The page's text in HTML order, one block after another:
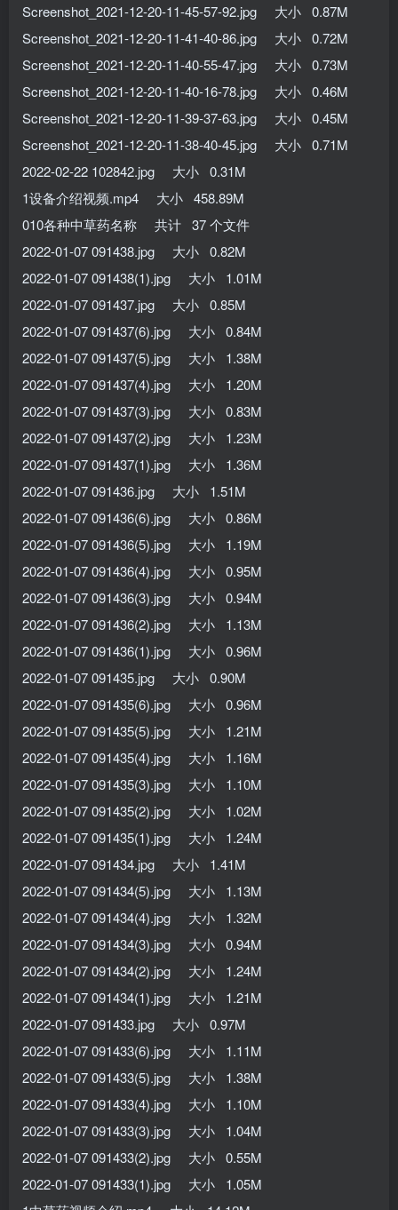
Screenshot_2021-12-20-11-45-57-92.jpg 大小 0.87M
Screenshot_2021-12-20-11-41-40-86.jpg 大小 0.72M
Screenshot_2021-12-20-11-40-55-47.jpg 大小 0.73M
Screenshot_2021-12-20-11-40-16-78.jpg 大小 0.46M
Screenshot_2021-12-20-11-39-37-63.jpg 大小 0.45M
Screenshot_2021-12-20-11-38-40-45.jpg 大小 0.71M
2022-02-22 102842.jpg 大小 0.31M
1设备介绍视频.mp4 大小 458.89M
010各种中草药名称 共计 37 个文件
2022-01-07 091438.jpg 大小 0.82M
2022-01-07 091438(1).jpg 大小 1.01M
2022-01-07 091437.jpg 大小 0.85M
2022-01-07 091437(6).jpg 大小 0.84M
2022-01-07 091437(5).jpg 大小 1.38M
2022-01-07 091437(4).jpg 大小 1.20M
2022-01-07 091437(3).jpg 大小 0.83M
2022-01-07 091437(2).jpg 大小 1.23M
2022-01-07 091437(1).jpg 大小 1.36M
2022-01-07 091436.jpg 大小 1.51M
2022-01-07 091436(6).jpg 大小 0.86M
2022-01-07 091436(5).jpg 大小 1.19M
2022-01-07 091436(4).jpg 大小 0.95M
2022-01-07 091436(3).jpg 大小 0.94M
2022-01-07 091436(2).jpg 大小 1.13M
2022-01-07 091436(1).jpg 大小 0.96M
2022-01-07 091435.jpg 大小 0.90M
2022-01-07 091435(6).jpg 大小 0.96M
2022-01-07 091435(5).jpg 大小 1.21M
2022-01-07 091435(4).jpg 大小 1.16M
2022-01-07 091435(3).jpg 大小 1.10M
2022-01-07 091435(2).jpg 大小 1.02M
2022-01-07 091435(1).jpg 大小 1.24M
2022-01-07 091434.jpg 大小 1.41M
2022-01-07 091434(5).jpg 大小 1.13M
2022-01-07 091434(4).jpg 大小 1.32M
2022-01-07 091434(3).jpg 大小 0.94M
2022-01-07 091434(2).jpg 大小 1.24M
2022-01-07 091434(1).jpg 大小 1.21M
2022-01-07 091433.jpg 大小 0.97M
2022-01-07 091433(6).jpg 大小 1.11M
2022-01-07 091433(5).jpg 大小 1.38M
2022-01-07 091433(4).jpg 大小 1.10M
2022-01-07 091433(3).jpg 大小 1.04M
2022-01-07 091433(2).jpg 大小 0.55M
2022-01-07 091433(1).jpg 大小 1.05M